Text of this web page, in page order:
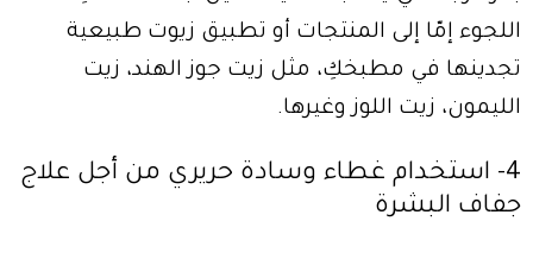
اللجوء إمّا إلى المنتجات أو تطبيق زيوت طبيعية
تجدينها في مطبخكِ، مثل زيت جوز الهند، زيت
الليمون، زيت اللوز وغيرها.
4- استخدام غطاء وسادة حريري من أجل علاج
جفاف البشرة